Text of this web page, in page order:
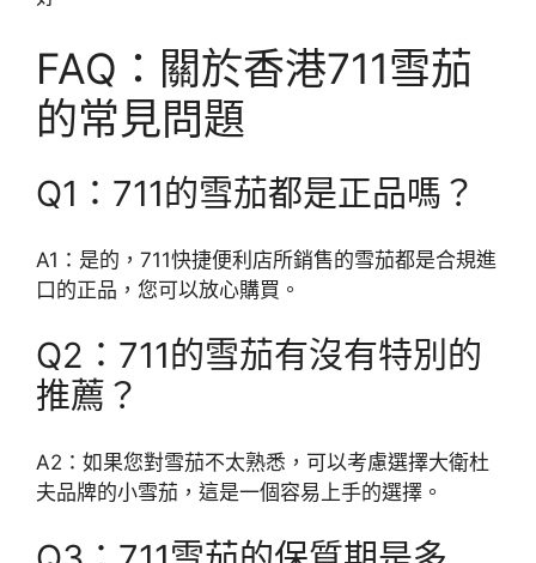
FAQ：關於香港711雪茄
的常見問題
Q1：711的雪茄都是正品嗎？
A1：是的，711快捷便利店所銷售的雪茄都是合規進
口的正品，您可以放心購買。
Q2：711的雪茄有沒有特別的
推薦？
A2：如果您對雪茄不太熟悉，可以考慮選擇大衛杜
夫品牌的小雪茄，這是一個容易上手的選擇。